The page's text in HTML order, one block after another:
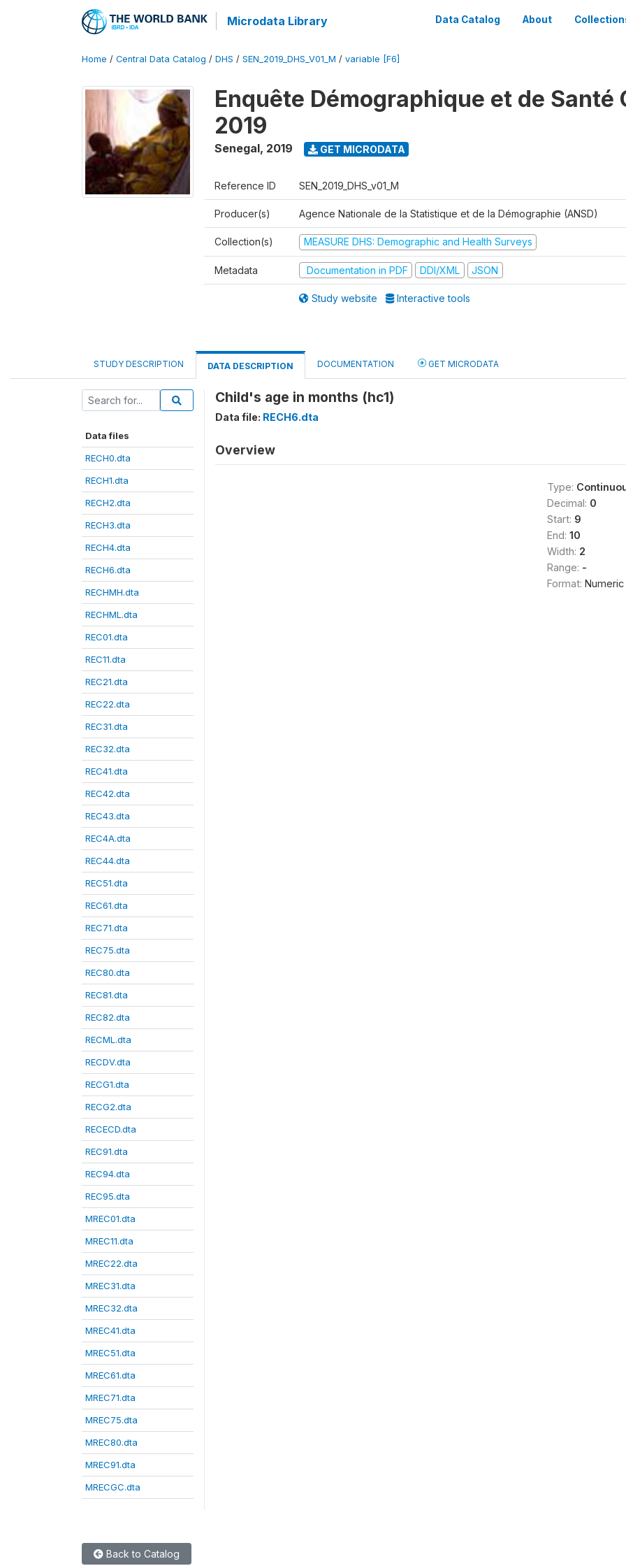
Microdata Library Data Catalog About
Home / Central Data Catalog / DHS / SEN_2019_DHS_V01_M / variable [F6]
Enquête Démographique et de Santé
2019
Senegal, 2019 GET MICRODATA
Reference ID SEN_2019_DHS_v01_M
Producer(s) Agence Nationale de la Statistique et de la Démographie (ANSD)
Collection(s) MEASURE DHS: Demographic and Health Surveys
Metadata Documentation in PDF DDI/XML JSON
Study website Interactive tools
STUDY DESCRIPTION DATA DESCRIPTION DOCUMENTATION GET MICRODATA
Data files
RECH0.dta
RECH1.dta
RECH2.dta
RECH3.dta
RECH4.dta
RECH6.dta
RECHMH.dta
RECHML.dta
REC01.dta
REC11.dta
REC21.dta
REC22.dta
REC31.dta
REC32.dta
REC41.dta
REC42.dta
REC43.dta
REC4A.dta
REC44.dta
REC51.dta
REC61.dta
REC71.dta
REC75.dta
REC80.dta
REC81.dta
REC82.dta
RECML.dta
RECDV.dta
RECG1.dta
RECG2.dta
RECECD.dta
REC91.dta
REC94.dta
REC95.dta
MREC01.dta
MREC11.dta
MREC22.dta
MREC31.dta
MREC32.dta
MREC41.dta
MREC51.dta
MREC61.dta
MREC71.dta
MREC75.dta
MREC80.dta
MREC91.dta
MRECGC.dta
Child's age in months (hc1)
Data file: RECH6.dta
Overview
Type:
Decimal: 0
Start: 9
End: 10
Width: 2
Range: -
Format: Numeric
Back to Catalog